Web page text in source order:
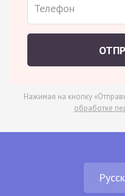
Нажимая на кнопку
обработке